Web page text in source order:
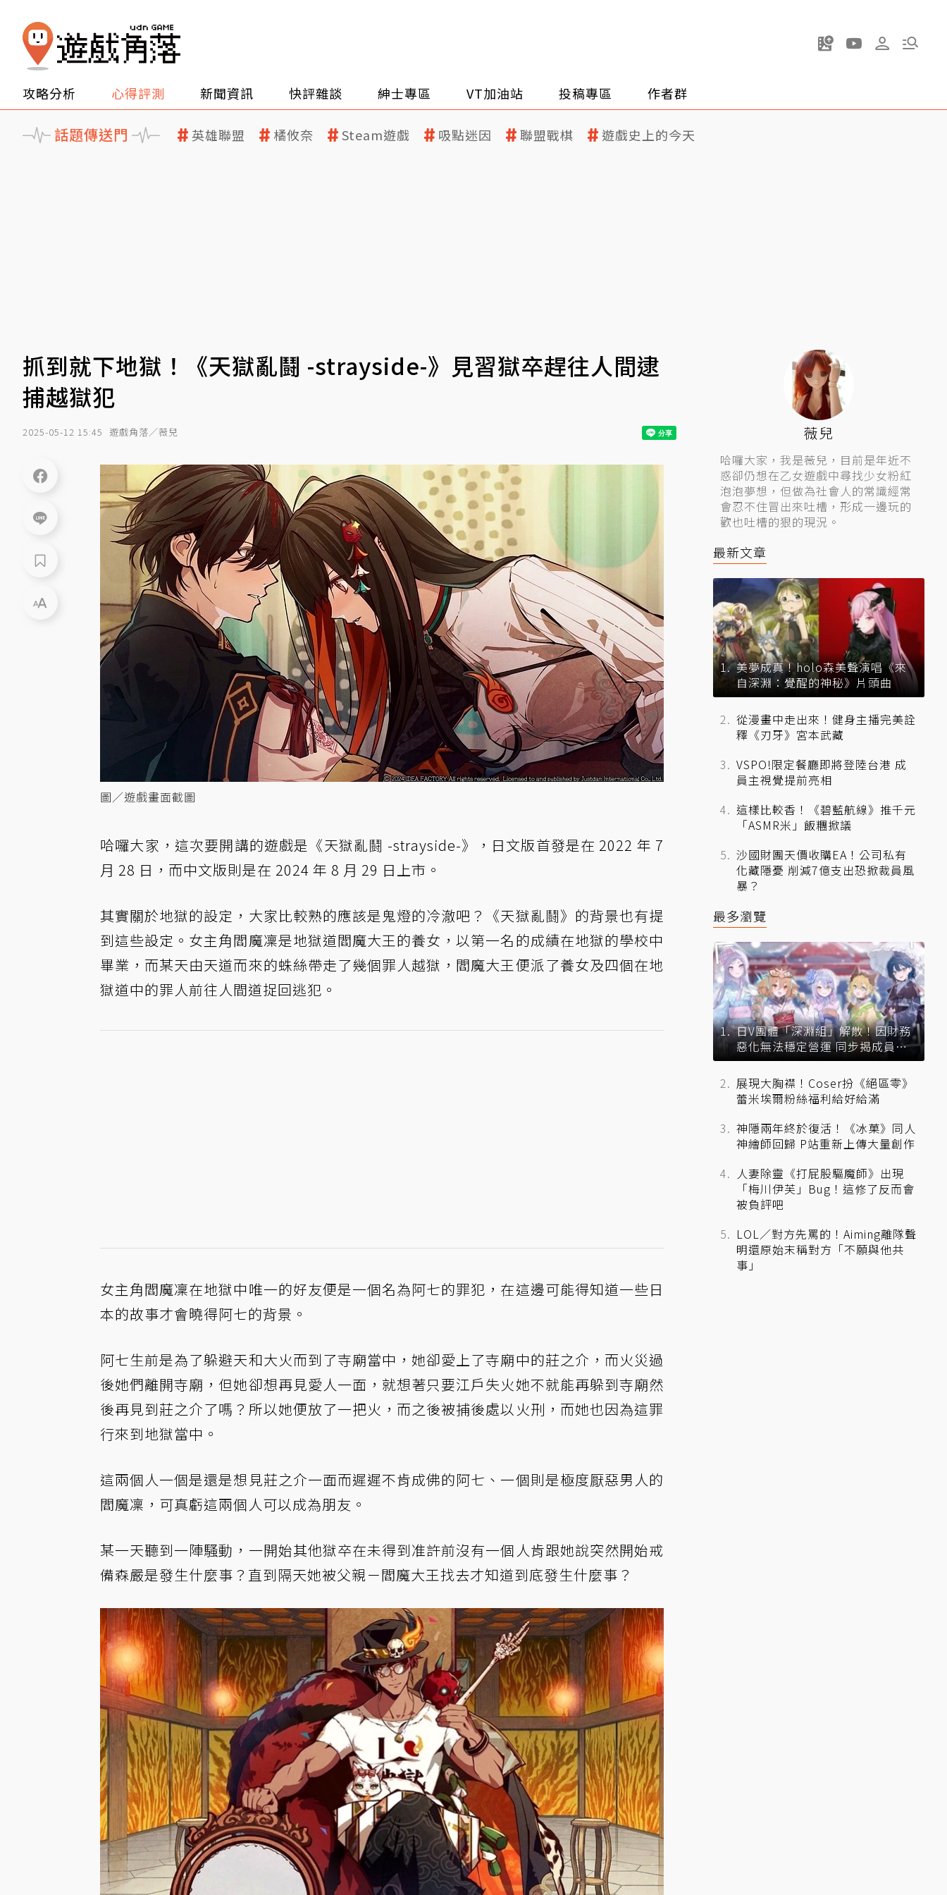
攻略分析 心得評測 新聞資訊 快評雜談 紳士專區 VT加油站 投稿專區 作者群
話題傳送門 英雄聯盟 橘攸奈 Steam遊戲 吸點迷因 聯盟戰棋 遊戲史上的今天
抓到就下地獄！《天獄亂鬪 -strayside-》見習獄卒趕往人間逮
捕越獄犯
2025-05-12 15:45 遊戲角落／薇兒
圖／遊戲畫面截圖
哈囉大家，這次要開講的遊戲是《天獄亂鬪 -strayside-》，日文版首發是在 2022 年 7
月 28 日，而中文版則是在 2024 年 8 月 29 日上市。
其實關於地獄的設定，大家比較熟的應該是鬼燈的冷澈吧？《天獄亂鬪》的背景也有提
到這些設定。女主角閻魔凜是地獄道閻魔大王的養女，以第一名的成績在地獄的學校中
畢業，而某天由天道而來的蛛絲帶走了幾個罪人越獄，閻魔大王便派了養女及四個在地
獄道中的罪人前往人間道捉回逃犯。
女主角閻魔凜在地獄中唯一的好友便是一個名為阿七的罪犯，在這邊可能得知道一些日
本的故事才會曉得阿七的背景。
阿七生前是為了躲避天和大火而到了寺廟當中，她卻愛上了寺廟中的莊之介，而火災過
後她們離開寺廟，但她卻想再見愛人一面，就想著只要江戶失火她不就能再躲到寺廟然
後再見到莊之介了嗎？所以她便放了一把火，而之後被捕後處以火刑，而她也因為這罪
行來到地獄當中。
這兩個人一個是還是想見莊之介一面而遲遲不肯成佛的阿七、一個則是極度厭惡男人的
閻魔凜，可真虧這兩個人可以成為朋友。
某一天聽到一陣騷動，一開始其他獄卒在未得到准許前沒有一個人肯跟她說突然開始戒
備森嚴是發生什麼事？直到隔天她被父親－閻魔大王找去才知道到底發生什麼事？
薇兒
哈囉大家，我是薇兒，目前是年近不
惑卻仍想在乙女遊戲中尋找少女粉紅
泡泡夢想，但做為社會人的常識經常
會忍不住冒出來吐槽，形成一邊玩的
歡也吐槽的狠的現況。
最新文章
美夢成真！holo森美聲演唱《來
自深淵：覺醒的神秘》片頭曲
從漫畫中走出來！健身主播完美詮
釋《刃牙》宮本武藏
VSPO!限定餐廳即將登陸台港 成
員主視覺提前亮相
這樣比較香！《碧藍航線》推千元
「ASMR米」飯糰掀議
沙國財團天價收購EA！公司私有
化藏隱憂 削減7億支出恐掀裁員風
暴？
最多瀏覽
日V團體「深淵組」解散！因財務
惡化無法穩定營運 同步揭成員未
來去向
展現大胸襟！Coser扮《絕區零》
蕾米埃爾粉絲福利給好給滿
神隱兩年終於復活！《冰菓》同人
神繪師回歸 P站重新上傳大量創作
人妻除靈《打屁股驅魔師》出現
「梅川伊芙」Bug！這修了反而會
被負評吧
LOL／對方先罵的！Aiming離隊聲
明還原始末稱對方「不願與他共
事」